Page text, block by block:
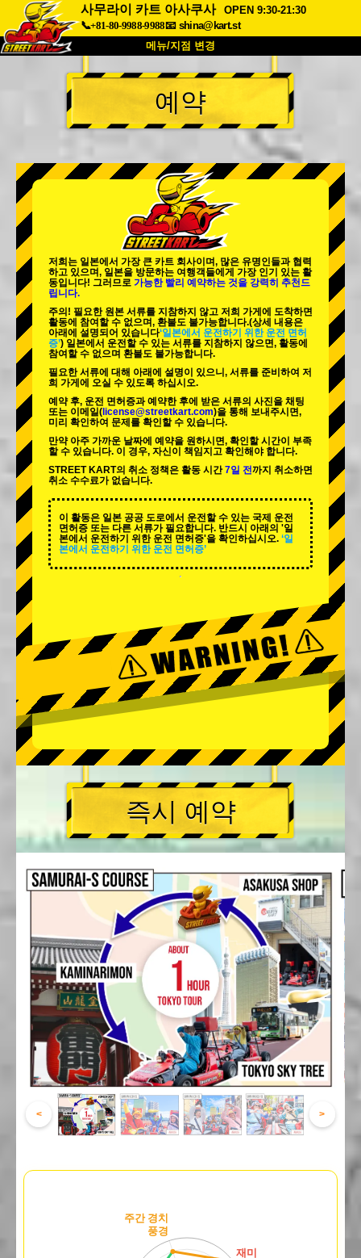
사무라이 카트 아사쿠사
OPEN 9:30-21:30
📞+81-80-9988-9988📧 shina@kart.st
메뉴/지점 변경
최상단
소개 사양 가격
회사 정보 예약
지점 변경
도쿄 시나가와 #1 도쿄 아키하바라#1
도쿄 아키하바라#2
도쿄 시부야 애넥스 도쿄 베이
도쿄 아사쿠사
오키나와
예약
저희는 일본에서 가장 큰 카트 회사이며, 많은 유명인들과 협력
하고 있으며, 일본을 방문하는 여행객들에게 가장 인기 있는 활
동입니다! 그러므로 가능한 빨리 예약하는 것을 강력히 추천드
립니다.
주의! 필요한 원본 서류를 지참하지 않고 저희 가게에 도착하면
활동에 참여할 수 없으며, 환불도 불가능합니다.(상세 내용은
아래에 설명되어 있습니다‘일본에서 운전하기 위한 운전 면허
증’) 일본에서 운전할 수 있는 서류를 지참하지 않으면, 활동에
참여할 수 없으며 환불도 불가능합니다.
필요한 서류에 대해 아래에 설명이 있으니, 서류를 준비하여 저
희 가게에 오실 수 있도록 하십시오.
예약 후, 운전 면허증과 예약한 후에 받은 서류의 사진을 채팅
또는 이메일( license@streetkart.com)을 통해 보내주시면,
미리 확인하여 문제를 확인할 수 있습니다.
만약 아주 가까운 날짜에 예약을 원하시면, 확인할 시간이 부족
할 수 있습니다. 이 경우, 자신이 책임지고 확인해야 합니다.
STREET KART의 취소 정책은 활동 시간7일 전까지 취소하면
취소 수수료가 없습니다.
이 활동은 일본 공공 도로에서 운전할 수 있는 국제 운전
면허증 또는 다른 서류가 필요합니다. 반드시 아래의 '일
본에서 운전하기 위한 운전 면허증'을 확인하십시오. ‘일
본에서 운전하기 위한 운전 면허증’
즉시 예약
< >